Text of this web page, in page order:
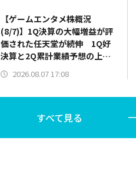
【ゲームエンタメ株概況
(8/7)】1Q決算の大幅増益が評
価された任天堂が続伸 1Q好
決算と2Q累計業績予想の上方
修正を発表のバンダイナムコ
HDは5000円台を回復
2026.08.07 17:08
すべて見る